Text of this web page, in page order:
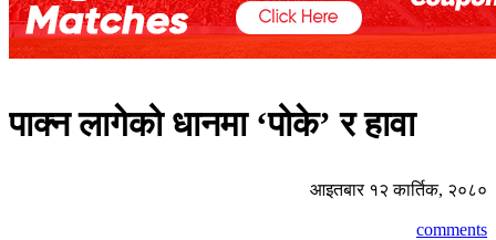
पाक्न लागेको धानमा ‘पोके’ र हावा
आइतबार १२ कार्तिक, २०८०
comments